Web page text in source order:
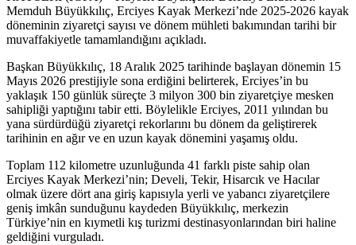
Memduh Büyükkılıç, Erciyes Kayak Merkezi’nde 2025-2026 kayak
döneminin ziyaretçi sayısı ve dönem mühleti bakımından tarihi bir
muvaffakiyetle tamamlandığını açıkladı.
Başkan Büyükkılıç, 18 Aralık 2025 tarihinde başlayan dönemin 15
Mayıs 2026 prestijiyle sona erdiğini belirterek, Erciyes’in bu
yaklaşık 150 günlük süreçte 3 milyon 300 bin ziyaretçiye mesken
sahipliği yaptığını tabir etti. Böylelikle Erciyes, 2011 yılından bu
yana sürdürdüğü ziyaretçi rekorlarını bu dönem da geliştirerek
tarihinin en ağır ve en uzun kayak dönemini yaşamış oldu.
Toplam 112 kilometre uzunluğunda 41 farklı piste sahip olan
Erciyes Kayak Merkezi’nin; Develi, Tekir, Hisarcık ve Hacılar
olmak üzere dört ana giriş kapısıyla yerli ve yabancı ziyaretçilere
geniş imkân sunduğunu kaydeden Büyükkılıç, merkezin
Türkiye’nin en kıymetli kış turizmi destinasyonlarından biri haline
geldiğini vurguladı.